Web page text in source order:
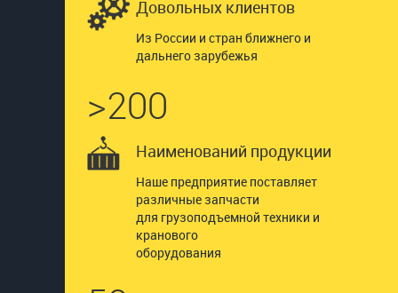
Довольных клиентов
Из России и стран ближнего и
дальнего зарубежья
>200
Наименований продукции
Наше предприятие поставляет
различные запчасти
для грузоподъемной техники и
кранового
оборудования